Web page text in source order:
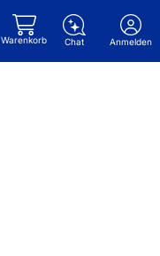
Warenkorb Chat Anmelden